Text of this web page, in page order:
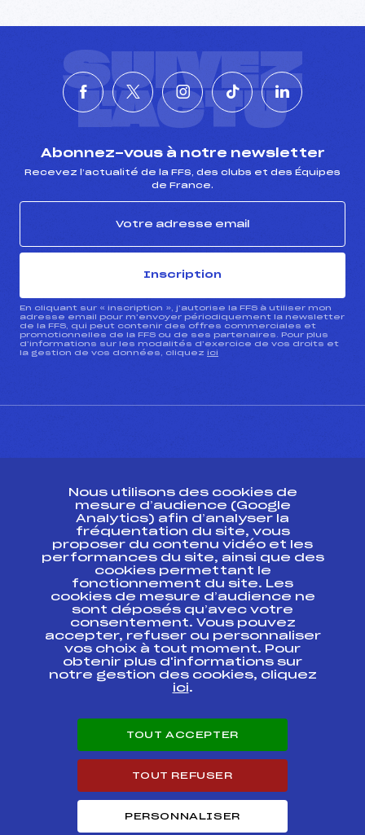
SUIVEZ
L'ACTU
Abonnez-vous à notre newsletter
Recevez l’actualité de la FFS, des clubs et des Équipes
de France.
Inscription
En cliquant sur « inscription », j’autorise la FFS à utiliser mon
adresse email pour m’envoyer périodiquement la newsletter
de la FFS, qui peut contenir des offres commerciales et
promotionnelles de la FFS ou de ses partenaires. Pour plus
d’informations sur les modalités d’exercice de vos droits et
la gestion de vos données, cliquez ici
Ressources
Pass’Neige
Projet sportif fédéral
Projet de performance fédéral
Antidopage
Pôle Développement, Formation, Suivi
Scientifique
Listes ministérielles
Pôle vie de l’athlète
Enseignement professionnel
Carrières
Nous utilisons des cookies de
mesure d’audience (Google
Analytics) afin d’analyser la
fréquentation du site, vous
proposer du contenu vidéo et les
performances du site, ainsi que des
cookies permettant le
fonctionnement du site. Les
cookies de mesure d’audience ne
sont déposés qu’avec votre
consentement. Vous pouvez
accepter, refuser ou personnaliser
vos choix à tout moment. Pour
obtenir plus d'informations sur
notre gestion des cookies, cliquez
ici.
TOUT ACCEPTER
TOUT REFUSER
PERSONNALISER